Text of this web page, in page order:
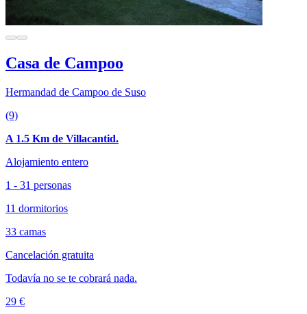
Casa de Campoo
Hermandad de Campoo de Suso
(9)
A 1.5 Km de Villacantid.
Alojamiento entero
1 - 31 personas
11 dormitorios
33 camas
Cancelación gratuita
Todavía no se te cobrará nada.
29 €